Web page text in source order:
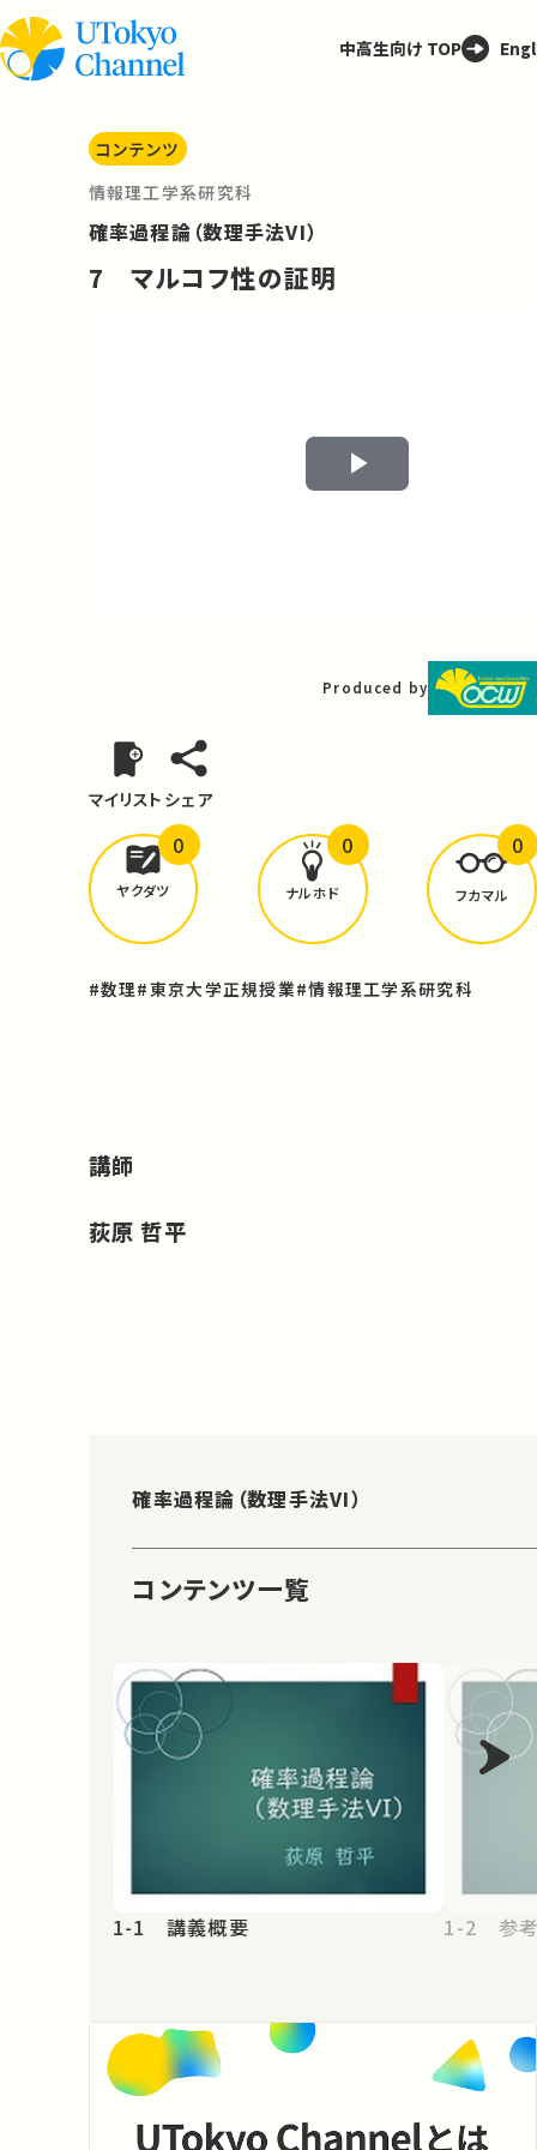
中高生向け TOP
コンテンツ
情報理工学系研究科
確率過程論（数理手法VI）
7 マルコフ性の証明
Play
Produced by
マイリスト シェア
どんな学びがありましたか？
ヤクダツ
0
ナルホド
0
フカマル
0
#数理#東京大学正規授業#情報理工学系研究科
講師
荻原 哲平
確率過程論（数理手法VI）
コンテンツ一覧
1-1 講義概要 1-2 参